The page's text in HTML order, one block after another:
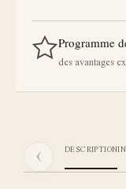
Programme
des avantages
‹ DESCRIPTION